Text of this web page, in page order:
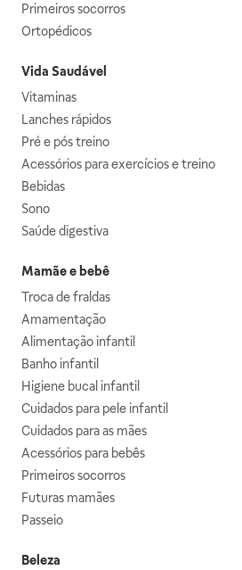
Primeiros socorros
Ortopédicos
Vida Saudável
Vitaminas
Lanches rápidos
Pré e pós treino
Acessórios para exercícios e treino
Bebidas
Sono
Saúde digestiva
Mamãe e bebê
Troca de fraldas
Amamentação
Alimentação infantil
Banho infantil
Higiene bucal infantil
Cuidados para pele infantil
Cuidados para as mães
Acessórios para bebês
Primeiros socorros
Futuras mamães
Passeio
Beleza